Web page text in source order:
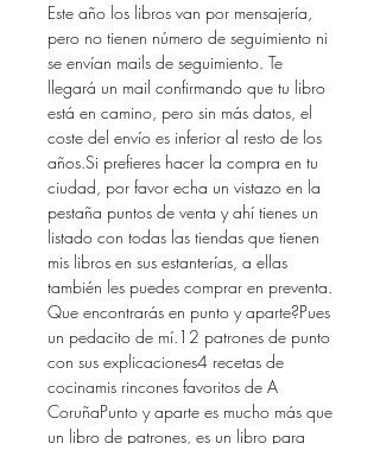
Este año los libros van por mensajería,
pero no tienen número de seguimiento ni
se envían mails de seguimiento. Te
llegará un mail confirmando que tu libro
está en camino, pero sin más datos, el
coste del envío es inferior al resto de los
años.Si prefieres hacer la compra en tu
ciudad, por favor echa un vistazo en la
pestaña puntos de venta y ahí tienes un
listado con todas las tiendas que tienen
mis libros en sus estanterías, a ellas
también les puedes comprar en preventa.
Que encontrarás en punto y aparte?Pues
un pedacito de mí.12 patrones de punto
con sus explicaciones4 recetas de
cocinamis rincones favoritos de A
CoruñaPunto y aparte es mucho más que
un libro de patrones, es un libro para